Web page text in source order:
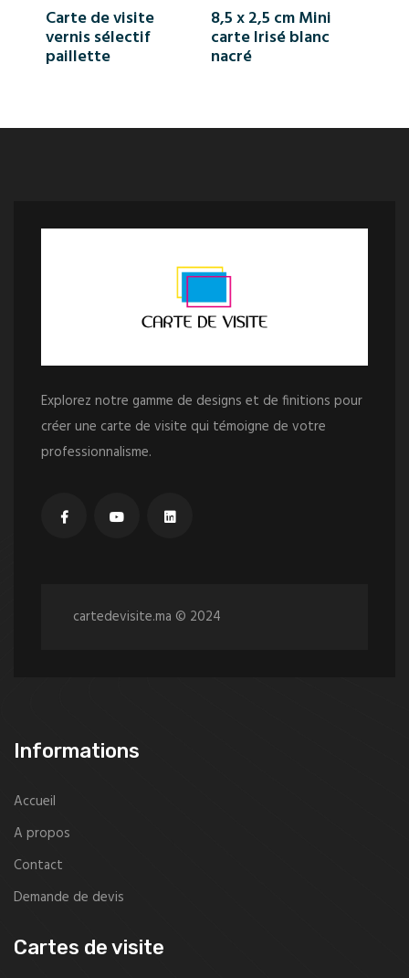
Carte de visite
vernis sélectif
paillette
8,5 x 2,5 cm Mini
carte Irisé blanc
nacré
Explorez notre gamme de designs et de finitions pour
créer une carte de visite qui témoigne de votre
professionnalisme.
cartedevisite.ma © 2024
Informations
Accueil
A propos
Contact
Demande de devis
Cartes de visite